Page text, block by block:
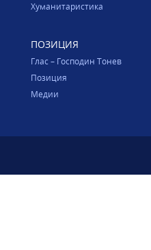
Хуманитаристика
ПОЗИЦИЯ
Глас – Господин Тонев
Позиция
Медии